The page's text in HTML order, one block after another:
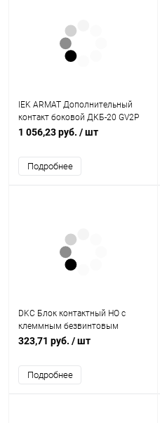
IEK ARMAT Дополнительный
контакт боковой ДКБ-20 GV2P
(AR-AUX-ASA20)
1 056,23 руб. / шт
Подробнее
DKC Блок контактный НО с
клеммным безвинтовым
зажимом (ACV10)
323,71 руб. / шт
Подробнее